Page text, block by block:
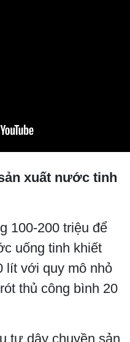
xuất nước tinh
100-200 triệu để
uống tinh khiết
lít với quy mô nhỏ
thủ công bình 20
tư dây chuyền sản